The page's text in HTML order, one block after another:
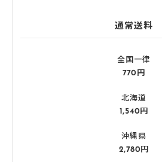
通常送料
全国一律
770円
北海道
1,540円
沖縄県
2,780円